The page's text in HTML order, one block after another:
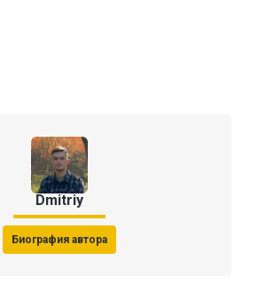
Dmitriy
Биография автора